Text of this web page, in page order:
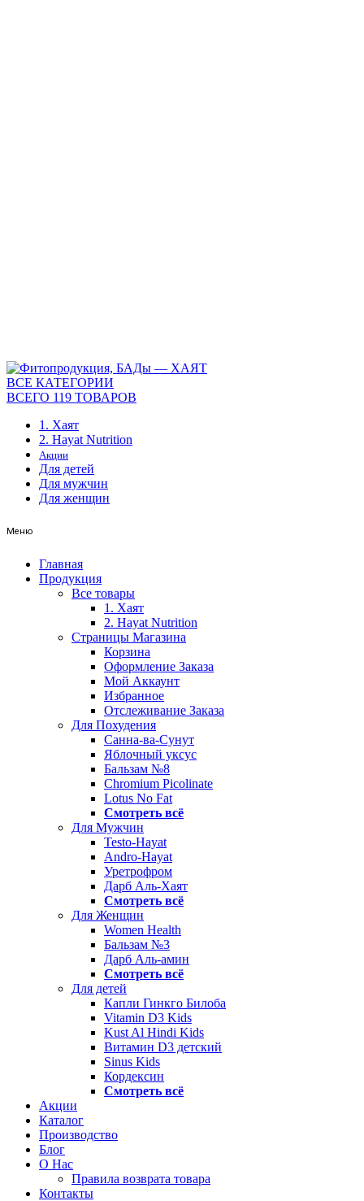
ВСЕ КАТЕГОРИИ
ВСЕГО 119 ТОВАРОВ
1. Хаят
2. Hayat Nutrition
Акции
Для детей
Для мужчин
Для женщин
Меню
Главная
Продукция
Все товары
1. Хаят
2. Hayat Nutrition
Страницы Магазина
Корзина
Оформление Заказа
Мой Аккаунт
Избранное
Отслеживание Заказа
Для Похудения
Санна-ва-Сунут
Яблочный уксус
Бальзам №8
Chromium Picolinate
Lotus No Fat
Смотреть всё
Для Мужчин
Testo-Hayat
Andro-Hayat
Уретрофром
Дарб Аль-Хаят
Смотреть всё
Для Женщин
Women Health
Бальзам №3
Дарб Аль-амин
Смотреть всё
Для детей
Капли Гинкго Билоба
Vitamin D3 Kids
Kust Al Hindi Kids
Витамин D3 детский
Sinus Kids
Кордексин
Смотреть всё
Акции
Каталог
Производство
Блог
О Нас
Правила возврата товара
Контакты